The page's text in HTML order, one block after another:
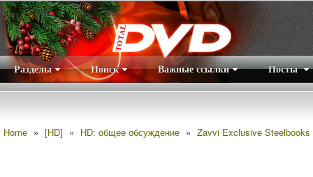
Разделы Поиск Важные ссылки Посты
Home » [HD] » HD: общее обсуждение » Zavvi Exclusive Steelbooks